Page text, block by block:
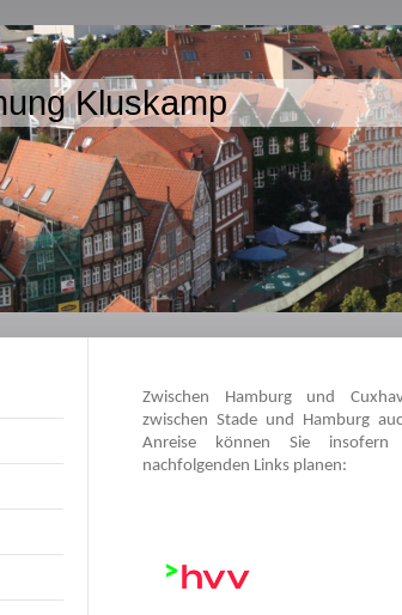
Kluskamp
Zwischen Hamburg und
zwischen Stade und Hamburg
Anreise können Sie
nachfolgenden Links planen: